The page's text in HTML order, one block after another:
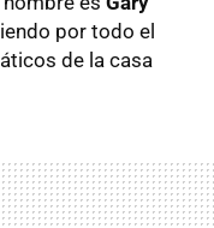
por todo el
de la casa